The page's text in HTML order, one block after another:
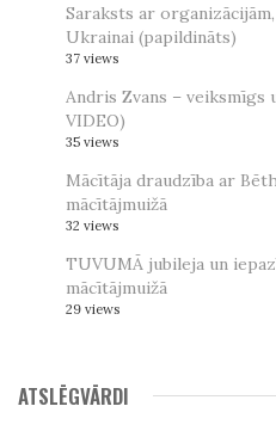
Saraksts ar
Ukrainai (papildināts)
37 views
Andris Zvans –
VIDEO)
35 views
Mācītāja draudzība ar
mācītājmuižā
32 views
TUVUMĀ jubileja un
mācītājmuižā
29 views
ATSLĒGVĀRDI